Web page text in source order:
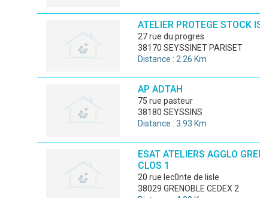
ATELIER PROTEGE STOCK
27 rue du progres
38170 SEYSSINET PARISET
Distance : 2.26 Km
AP ADTAH
75 rue pasteur
38180 SEYSSINS
Distance : 3.93 Km
ESAT ATELIERS AGGLO
CLOS 1
20 rue lec0nte de lisle
38029 GRENOBLE CEDEX 2